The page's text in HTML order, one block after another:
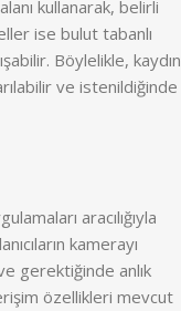
kullanarak, belirli
ise bulut tabanlı
Böylelikle, kaydın
ve istenildiğinde
aracılığıyla
kamerayı
gerektiğinde anlık
özellikleri mevcut